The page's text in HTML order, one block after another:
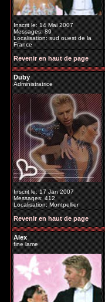
Inscrit le: 14 Mai 2007
Messages: 89
Localisation: sud ouest de la
France
Revenir en haut de page
Duby
Administratrice
Inscrit le: 17 Jan 2007
Messages: 412
Localisation: Montpellier
Revenir en haut de page
Alex
fine lame